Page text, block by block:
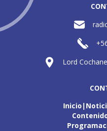
Lord
Inicio